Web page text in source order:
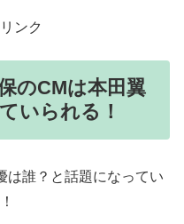
ンク
のCMは本田翼
いられる！
は誰？と話題になってい